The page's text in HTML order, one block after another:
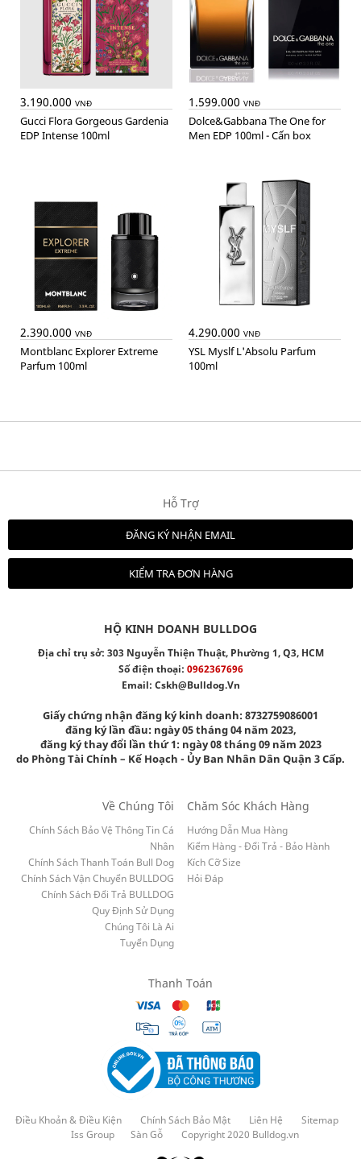
3.190.000 VNĐ
Gucci Flora Gorgeous Gardenia
EDP Intense 100ml
1.599.000 VNĐ
Dolce&Gabbana The One for
Men EDP 100ml - Cấn box
2.390.000 VNĐ
Montblanc Explorer Extreme
Parfum 100ml
4.290.000 VNĐ
YSL Myslf L'Absolu Parfum
100ml
Hỗ Trợ
ĐĂNG KÝ NHẬN EMAIL
KIỂM TRA ĐƠN HÀNG
HỘ KINH DOANH BULLDOG
Địa chỉ trụ sở: 303 Nguyễn Thiện Thuật, Phường 1, Q3, HCM
Số điện thoại: 0962367696
Email: Cskh@bulldog.vn
Giấy chứng nhận đăng ký kinh doanh: 8732759086001
đăng ký lần đầu: ngày 05 tháng 04 năm 2023,
đăng ký thay đổi lần thứ 1: ngày 08 tháng 09 năm 2023
do Phòng Tài Chính – Kế Hoạch - Ủy Ban Nhân Dân Quận 3 Cấp.
Về Chúng Tôi
Chính Sách Bảo Vệ Thông Tin Cá
Nhân
Chính Sách Thanh Toán Bull Dog
Chính Sách Vận Chuyển BULLDOG
Chính Sách Đổi Trả BULLDOG
Quy Định Sử Dụng
Chúng Tôi Là Ai
Tuyển Dụng
Chăm Sóc Khách Hàng
Hướng Dẫn Mua Hàng
Kiểm Hàng - Đổi Trả - Bảo Hành
Kích Cỡ Size
Hỏi Đáp
Thanh Toán
Điều Khoản & Điều Kiện Chính Sách Bảo Mật Liên Hệ
Sitemap
Iss Group
Sàn Gỗ Copyright 2020 Bulldog.vn